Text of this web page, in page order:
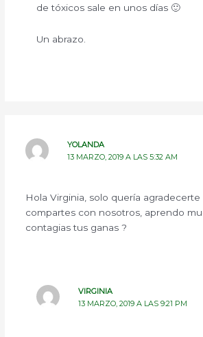
de tóxicos sale en unos días 🙂
Un abrazo.
YOLANDA
13 MARZO, 2019 A LAS 5:32 AM
Hola Virginia, solo quería agradecerte
compartes con nosotros, aprendo
contagias tus ganas ?
VIRGINIA
13 MARZO, 2019 A LAS 9:21 PM